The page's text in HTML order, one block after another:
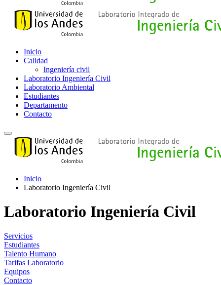
Inicio
Calidad
Ingeniería civil
Laboratorio Ingeniería Civil
Laboratorio Ambiental
Estudiantes
Departamento
Contacto
Inicio
Laboratorio Ingeniería Civil
Laboratorio Ingeniería Civil
Servicios
Estudiantes
Talento Humano
Tarifas Laboratorio
Equipos
Contacto